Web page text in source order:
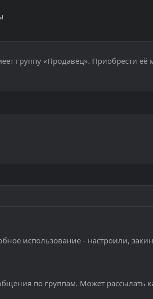
группу «Продавец». Приобрести её
использование - настроили,
по группам. Может рассылать